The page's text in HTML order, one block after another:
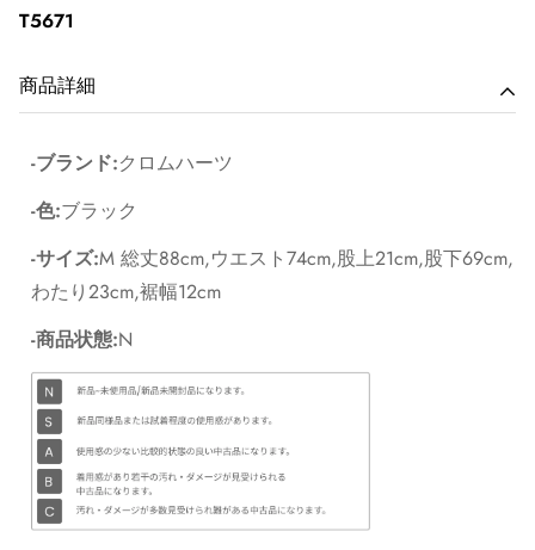
価
格
T5671
商品詳細
-ブランド:クロムハーツ
-色:ブラック
-サイズ:M 総丈88cm,ウエスト74cm,股上21cm,股下69cm,
わたり23cm,裾幅12cm
-商品状態:N